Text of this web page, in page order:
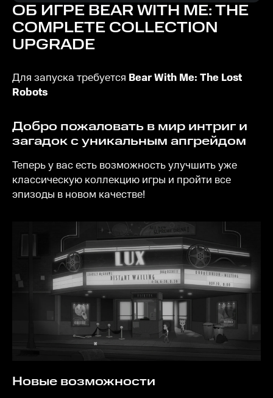
ОБ ИГРЕ BEAR WITH ME: THE
COMPLETE COLLECTION
UPGRADE
Для запуска требуется Bear With Me: The Lost
Robots
Добро пожаловать в мир интриг и
загадок с уникальным апгрейдом
Теперь у вас есть возможность улучшить уже
классическую коллекцию игры и пройти все
эпизоды в новом качестве!
Новые возможности